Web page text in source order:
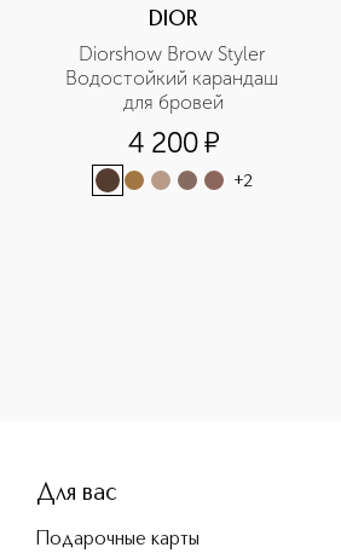
DIOR
Diorshow Brow Styler
Водостойкий карандаш
для бровей
4 200¤
+2
Для вас
Подарочные карты